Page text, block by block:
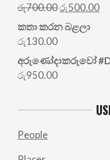
රු700.00Original
price
was:
රු500.00
කතා කරන බළලා
රු130.00
අරු‍ණෝදාකරුවෝ
රු950.00
People